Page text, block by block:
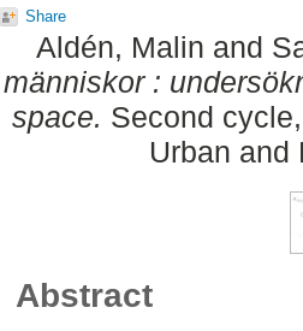
Share
Aldén, Malin and
människor :
space. Second
Urban and
Abstract